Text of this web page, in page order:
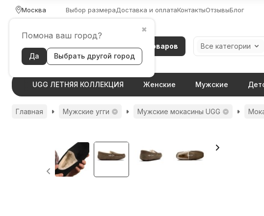
Москва
✖
Помона ваш город?
Да Выбрать другой город
Выбор размераДоставка и оплатаКонтактыОтзывыБлог
Каталог товаров Все категории
UGG ЛЕТНЯЯ КОЛЛЕКЦИЯ Женские Мужские
Главная Мужские угги Мужские мокасины UGG